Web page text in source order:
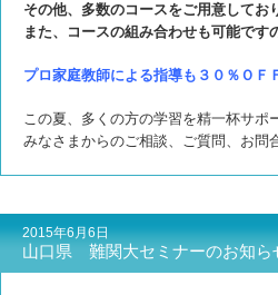
その他、多数のコースをご用意してお
また、コースの組み合わせも可能です
プロ家庭教師による指導も ３０％ＯＦ
この夏、多くの方の学習を精一杯サポ
みなさまからのご相談、ご質問、お問
2015年6月6日
山口県 難関大セミナーのお知ら